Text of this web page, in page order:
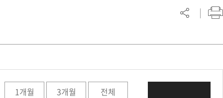
1개월 3개월 전체